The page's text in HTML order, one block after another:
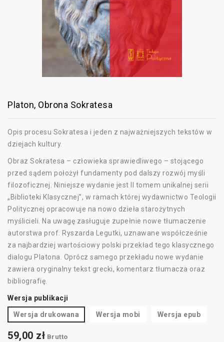
Platon, Obrona Sokratesa
Opis procesu Sokratesa i jeden z najważniejszych tekstów w
dziejach kultury.
Obraz Sokratesa – człowieka sprawiedliwego – stojącego
przed sądem położył fundamenty pod dalszy rozwój myśli
filozoficznej. Niniejsze wydanie jest II tomem unikalnej serii
„Biblioteki Klasycznej”, w ramach której wydawnictwo Teologii
Politycznej opracowuje na nowo dzieła starożytnych
myślicieli. Na uwagę zasługuje zupełnie nowe tłumaczenie
autorstwa prof. Ryszarda Legutki, uznawane współcześnie
za najbardziej wartościowy polski przekład tego klasycznego
dialogu Platona. Oprócz samego przekładu nowe wydanie
zawiera oryginalny tekst grecki, komentarz tłumacza oraz
bibliografię.
Wersja publikacji
Wersja drukowana Wersja mobi Wersja epub
59,00 zł Brutto